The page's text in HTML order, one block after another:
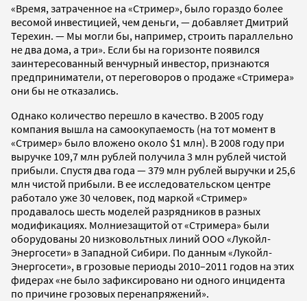
«Время, затраченное на «Стример», было гораздо более
весомой инвестицией, чем деньги, — добавляет Дмитрий
Терехин. — Мы могли бы, например, строить параллельно
не два дома, а три». Если бы на горизонте появился
заинтересованный венчурный инвестор, признаются
предприниматели, от переговоров о продаже «Стримера»
они бы не отказались.
Однако количество перешло в качество. В 2005 году
компания вышла на самоокупаемость (на тот момент в
«Стример» было вложено около $1 млн). В 2008 году при
выручке 109,7 млн рублей получила 3 млн рублей чистой
прибыли. Спустя два года — 379 млн рублей выручки и 25,6
млн чистой прибыли. В ее исследовательском центре
работало уже 30 человек, под маркой «Стример»
продавалось шесть моделей разрядников в разных
модификациях. Молниезащитой от «Стримера» были
оборудованы 20 низковольтных линий ООО «Лукойл-
Энергосети» в Западной Сибири. По данным «Лукойл-
Энергосети», в грозовые периоды 2010–2011 годов на этих
фидерах «не было зафиксировано ни одного инцидента
по причине грозовых перенапряжений».